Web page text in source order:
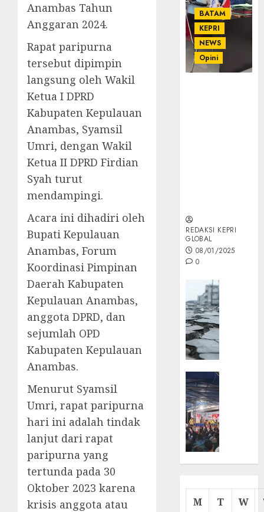
Anambas Tahun
Anggaran 2024.
Rapat paripurna
tersebut dipimpin
langsung oleh Wakil
Ketua I DPRD
Kabupaten Kepulauan
Anambas, Syamsil
Umri, dengan Wakil
Ketua II DPRD Firdian
Syah turut
mendampingi.
Acara ini dihadiri oleh
Bupati Kepulauan
Anambas, Forum
Koordinasi Pimpinan
Daerah Kabupaten
Kepulauan Anambas,
anggota DPRD, dan
sejumlah OPD
Kabupaten Kepulauan
Anambas.
Menurut Syamsil
Umri, rapat paripurna
hari ini adalah tindak
lanjut dari rapat
paripurna yang
tertunda pada 30
Oktober 2023 karena
krisis anggota atau
BATAM
KEPRI
NEWS
Opini
REDAKSI KEPRI
GLOBAL
08/01/2025
0
Cermin
M T W